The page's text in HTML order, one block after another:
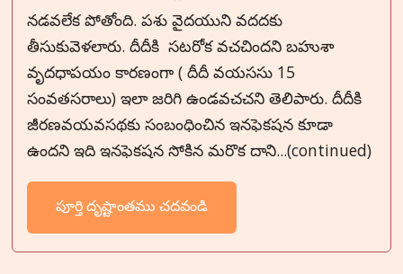
నడవలేక పోతోంది. పశు వైదయుని వదదకు
తీసుకువెళలారు. దీదీకి సటరోక వచచిందని బహుశా
వృదధాపయం కారణంగా ( దీదీ వయససు 15
సంవతసరాలు) ఇలా జరిగి ఉండవచచని తెలిపారు. దీదీకి
జీరణవయవసథకు సంబంధించిన ఇనఫెకషన కూడా
ఉందని ఇది ఇనఫెకషన సోకిన మరొక దాని...(continued)
పూర్తి దృష్టాంతము చదవండి